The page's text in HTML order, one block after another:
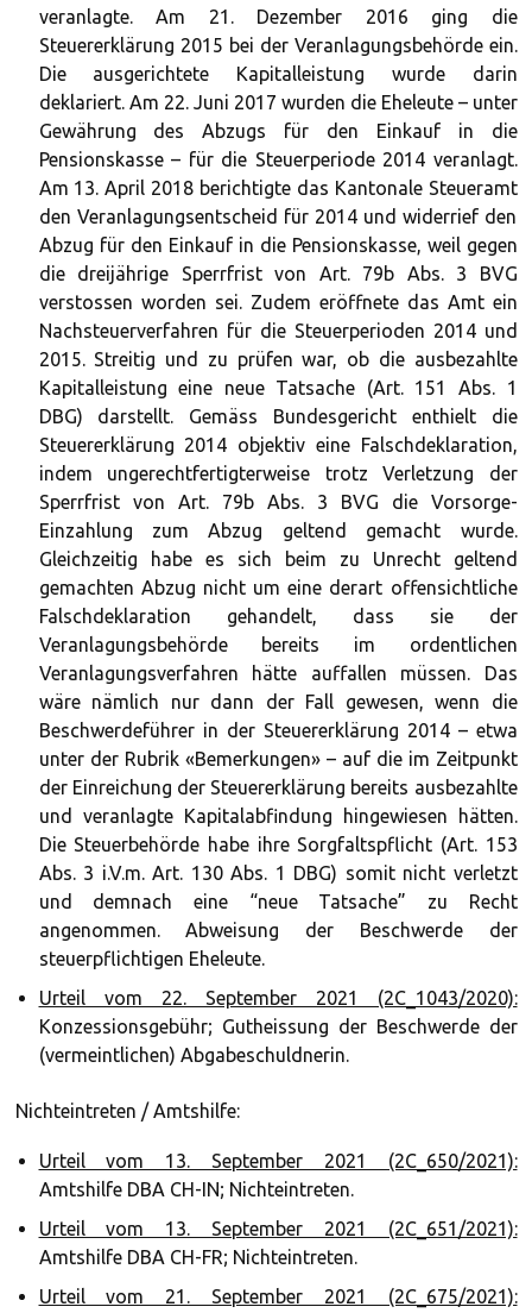
veranlagte. Am 21. Dezember 2016 ging die
Steuererklärung 2015 bei der Veranlagungsbehörde ein.
Die ausgerichtete Kapitalleistung wurde darin
deklariert. Am 22. Juni 2017 wurden die Eheleute – unter
Gewährung des Abzugs für den Einkauf in die
Pensionskasse – für die Steuerperiode 2014 veranlagt.
Am 13. April 2018 berichtigte das Kantonale Steueramt
den Veranlagungsentscheid für 2014 und widerrief den
Abzug für den Einkauf in die Pensionskasse, weil gegen
die dreijährige Sperrfrist von Art. 79b Abs. 3 BVG
verstossen worden sei. Zudem eröffnete das Amt ein
Nachsteuerverfahren für die Steuerperioden 2014 und
2015. Streitig und zu prüfen war, ob die ausbezahlte
Kapitalleistung eine neue Tatsache (Art. 151 Abs. 1
DBG) darstellt. Gemäss Bundesgericht enthielt die
Steuererklärung 2014 objektiv eine Falschdeklaration,
indem ungerechtfertigterweise trotz Verletzung der
Sperrfrist von Art. 79b Abs. 3 BVG die Vorsorge-
Einzahlung zum Abzug geltend gemacht wurde.
Gleichzeitig habe es sich beim zu Unrecht geltend
gemachten Abzug nicht um eine derart offensichtliche
Falschdeklaration gehandelt, dass sie der
Veranlagungsbehörde bereits im ordentlichen
Veranlagungsverfahren hätte auffallen müssen. Das
wäre nämlich nur dann der Fall gewesen, wenn die
Beschwerdeführer in der Steuererklärung 2014 – etwa
unter der Rubrik «Bemerkungen» – auf die im Zeitpunkt
der Einreichung der Steuererklärung bereits ausbezahlte
und veranlagte Kapitalabfindung hingewiesen hätten.
Die Steuerbehörde habe ihre Sorgfaltspflicht (Art. 153
Abs. 3 i.V.m. Art. 130 Abs. 1 DBG) somit nicht verletzt
und demnach eine “neue Tatsache” zu Recht
angenommen. Abweisung der Beschwerde der
steuerpflichtigen Eheleute.
Urteil vom 22. September 2021 (2C_1043/2020):
Konzessionsgebühr; Gutheissung der Beschwerde der
(vermeintlichen) Abgabeschuldnerin.
Nichteintreten / Amtshilfe:
Urteil vom 13. September 2021 (2C_650/2021):
Amtshilfe DBA CH-IN; Nichteintreten.
Urteil vom 13. September 2021 (2C_651/2021):
Amtshilfe DBA CH-FR; Nichteintreten.
Urteil vom 21. September 2021 (2C_675/2021):